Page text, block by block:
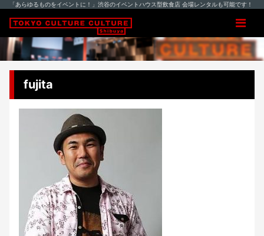
「あらゆるものをイベントに！」渋谷のイベントハウス型飲食店 会場レンタルも可能です！
fujita